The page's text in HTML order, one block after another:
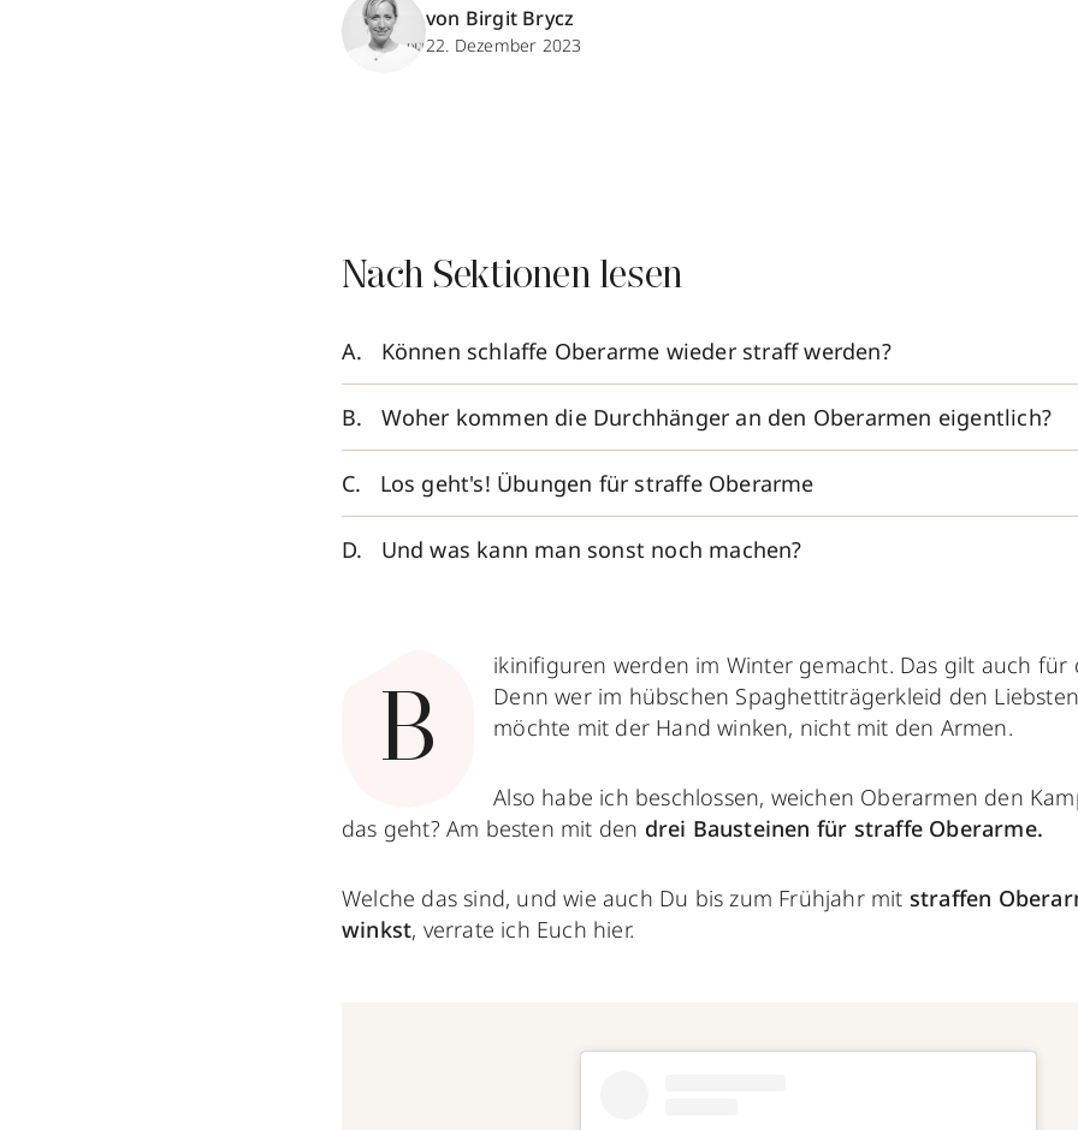
von Birgit Brycz
22. Dezember 2023
Nach Sektionen lesen
Können schlaffe Oberarme wieder straff werden?
Woher kommen die Durchhänger an den Oberarmen eigentlich?
Los geht's! Übungen für straffe Oberarme
Und was kann man sonst noch machen?
B
ikinifiguren werden im Winter gemacht. Das gilt auch für
Denn wer im hübschen Spaghettiträgerkleid den
möchte mit der Hand winken, nicht mit den Armen.
Also habe ich beschlossen, weichen Oberarmen den
das geht? Am besten mit den drei Bausteinen für straffe Oberarme.
Welche das sind, und wie auch Du bis zum Frühjahr mit straffen
winkst, verrate ich Euch hier.